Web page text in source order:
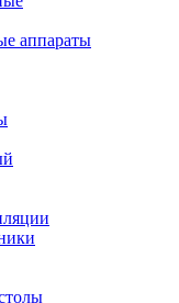
аппараты